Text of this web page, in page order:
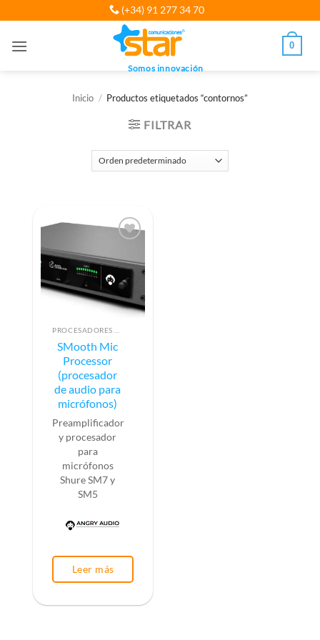
al
(+34) 91 277 34 70
Somos innovación
0
Inicio / Productos etiquetados “contornos”
FILTRAR
SMooth Mic
Processor
(procesador
de audio para
micrófonos)
Preamplificador
y procesador
para
micrófonos
Shure SM7 y
SM5
Leer más